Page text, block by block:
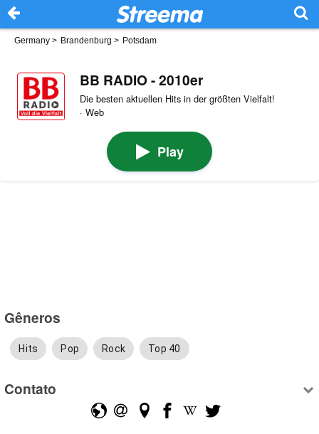
Germany > Brandenburg > Potsdam
BB RADIO - 2010er
Die besten aktuellen Hits in der größten Vielfalt!
· Web
Play
Gêneros
Hits Pop Rock Top 40
Contato